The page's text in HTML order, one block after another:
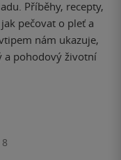
Příběhy, recepty,
pečovat o pleť a
nám ukazuje,
a pohodový životní